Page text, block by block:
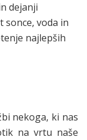
dejanji
sonce, voda in
najlepših
nekoga, ki nas
na vrtu naše